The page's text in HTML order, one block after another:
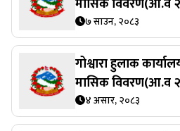
७ साउन, २०८३
गोश्वारा हुलाक
मासिक विवरण(आ.व
४ असार, २०८३